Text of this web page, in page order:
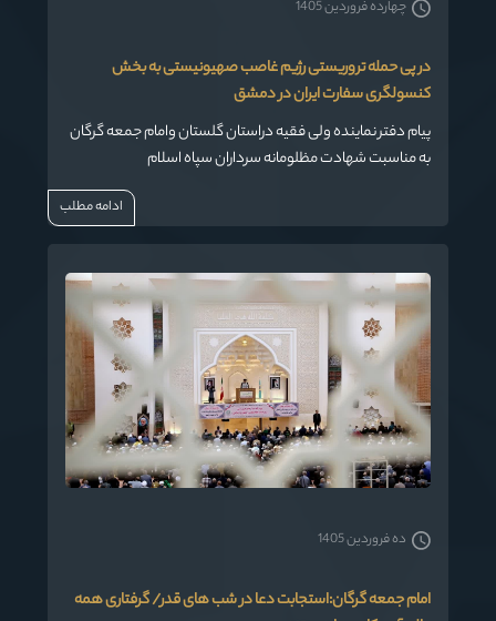
در پی حمله تروریستی رژیم غاصب صهیونیستی به بخش
کنسولگری سفارت ایران در دمشق
پیام دفتر نماینده ولی فقیه دراستان گلستان وامام جمعه گرگان
به مناسبت شهادت مظلومانه سرداران سپاه اسلام
چهارده فروردین 1405
ادامه مطلب
امام جمعه گرگان:استجابت دعا در شب های قدر/ گرفتاری همه
ده فروردین 1405